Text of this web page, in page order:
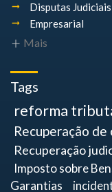
Disputas Judiciais
Empresarial
Mais
Tags
reforma
Recuperação
Recuperação
Imposto sobre
Garantias